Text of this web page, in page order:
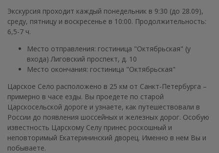
Экскурсия проходит каждый понедельник в 9:30 (до 28.09),
среду, пятницу и воскресенье в 10:00. Продолжительность:
6,5-7 ч.
Место отправления: гостиница "Октябрьская" (у
входа) Лиговский проспект, д. 10
Место окончания: гостиница "Октябрьская"
Царское Село расположено в 25 км от Санкт-Петербурга –
примерно в часе езды. Вы проедете по старой
Царскосельской дороге и узнаете, как путешествовали в
России до появления шоссейных и железных дорог. Особую
известность Царскому Селу принес роскошный и
неповторимый Екатерининский дворец. Именно в нем Вы и
побываете.